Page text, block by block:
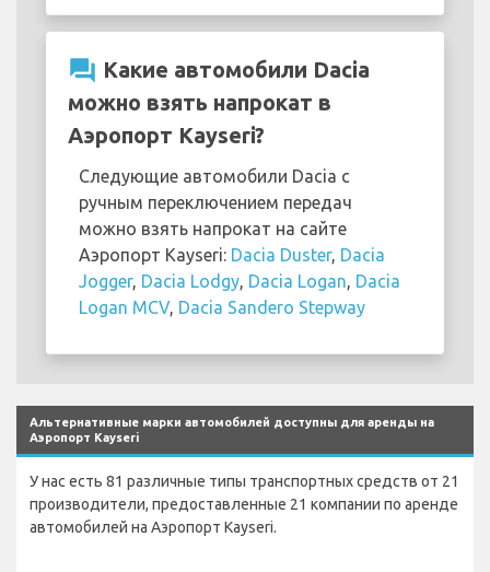
question_answer Какие автомобили Dacia
можно взять напрокат в
Аэропорт Kayseri?
Следующие автомобили Dacia с
ручным переключением передач
можно взять напрокат на сайте
Аэропорт Kayseri: Dacia Duster, Dacia
Jogger, Dacia Lodgy Dacia Logan Dacia
Logan MCV, Dacia Sandero Stepway
Альтернативные марки автомобилей доступны для аренды на
Аэропорт Kayseri
У нас есть 81 различные типы транспортных средств от 21
производители, предоставленные 21 компании по аренде
автомобилей на Аэропорт Kayseri.